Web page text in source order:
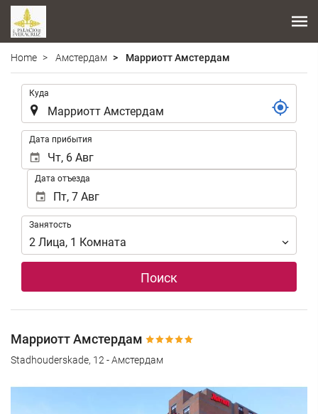
Home Амстердам Марриотт Амстердам
Куда
Дата прибытия
Дата отъезда
Занятость
Занятость
2 Лица, 1 Комната
Поиск
Марриотт Амстердам
Stadhouderskade, 12 - Амстердам